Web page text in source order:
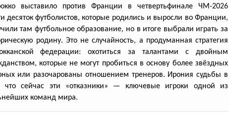
выставило против Франции в четвертьфинале ЧМ-2026
десяток футболистов, которые родились и выросли во Франции,
там футбольное образование, но в итоге выбрали играть за
родину. Это не случайность, а продуманная стратегия
федерации: охотиться за талантами с двойным
которые не могут пробиться в основу более звёздных
или разочарованы отношением тренеров. Ирония судьбы в
что сейчас эти «отказники» — ключевые игроки одной из
команд мира.